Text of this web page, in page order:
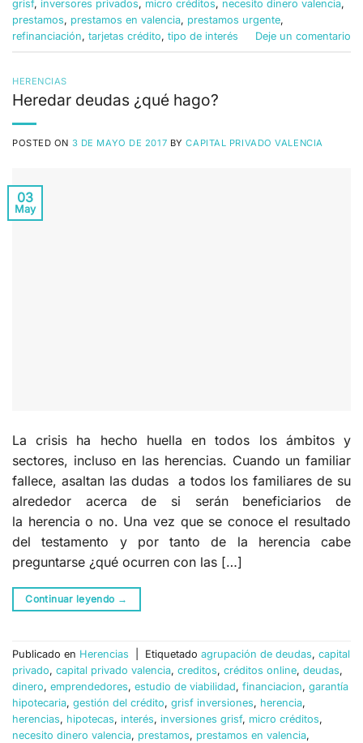
grisf, inversores privados, micro créditos, necesito dinero valencia,
prestamos, prestamos en valencia, prestamos urgente,
refinanciación, tarjetas crédito, tipo de interés Deje un comentario
HERENCIAS
Heredar deudas ¿qué hago?
POSTED ON 3 DE MAYO DE 2017 BYCAPITAL PRIVADO VALENCIA
03
May
La crisis ha hecho huella en todos los ámbitos y
sectores, incluso en las herencias. Cuando un familiar
fallece, asaltan las dudas a todos los familiares de su
alrededor acerca de si serán beneficiarios de
la herencia o no. Una vez que se conoce el resultado
del testamento y por tanto de la herencia cabe
preguntarse ¿qué ocurren con las […]
Continuar leyendo →
Publicado en Herencias Etiquetado agrupación de deudas, capital
privado, capital privado valencia, creditos, créditos online, deudas,
dinero, emprendedores, estudio de viabilidad, financiacion, garantía
hipotecaria, gestión del crédito, grisf inversiones, herencia,
herencias, hipotecas, interés, inversiones grisf, micro créditos,
necesito dinero valencia, prestamos, prestamos en valencia,